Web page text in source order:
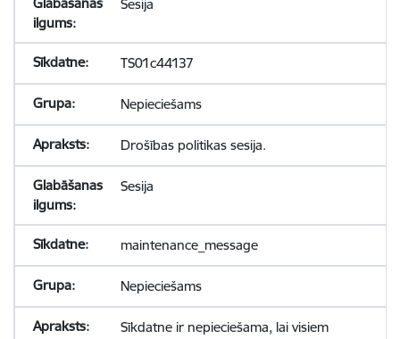
Sesija
TS01c44137
Nepieciešams
Drošības politikas sesija.
Sesija
maintenance_message
Nepieciešams
Sīkdatne ir nepieciešama, lai visiem